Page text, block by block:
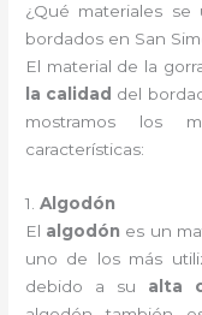
¿Qué materiales se
bordados en San
El material de la
la calidad del
mostramos los
características:
1.Algodón
El algodón es un
uno de los más
debido a su alta